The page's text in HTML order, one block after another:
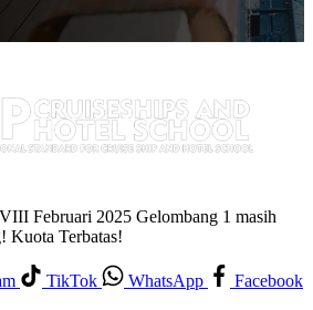
Februari 2025 Gelombang 1 masih
Kuota Terbatas!
TikTok WhatsApp Facebook